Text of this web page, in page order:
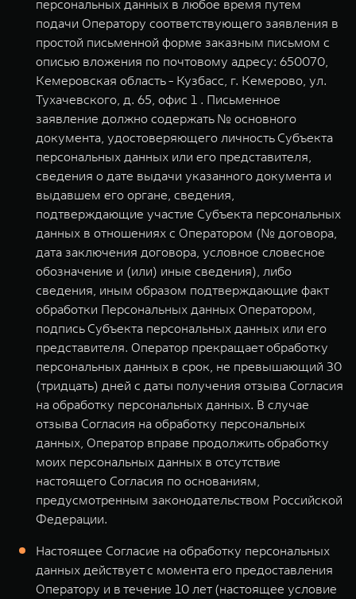
персональных данных в любое время путем
подачи Оператору соответствующего заявления в
простой письменной форме заказным письмом с
описью вложения по почтовому адресу: 650070,
Кемеровская область - Кузбасс, г. Кемерово, ул.
Тухачевского, д. 65, офис 1 . Письменное
заявление должно содержать № основного
документа, удостоверяющего личность Субъекта
персональных данных или его представителя,
сведения о дате выдачи указанного документа и
выдавшем его органе, сведения,
подтверждающие участие Субъекта персональных
данных в отношениях с Оператором (№ договора,
дата заключения договора, условное словесное
обозначение и (или) иные сведения), либо
сведения, иным образом подтверждающие факт
обработки Персональных данных Оператором,
подпись Субъекта персональных данных или его
представителя. Оператор прекращает обработку
персональных данных в срок, не превышающий 30
(тридцать) дней с даты получения отзыва Согласия
на обработку персональных данных. В случае
отзыва Согласия на обработку персональных
данных, Оператор вправе продолжить обработку
моих персональных данных в отсутствие
настоящего Согласия по основаниям,
предусмотренным законодательством Российской
Федерации.
Настоящее Согласие на обработку персональных
данных действует с момента его предоставления
Оператору и в течение 10 лет (настоящее условие